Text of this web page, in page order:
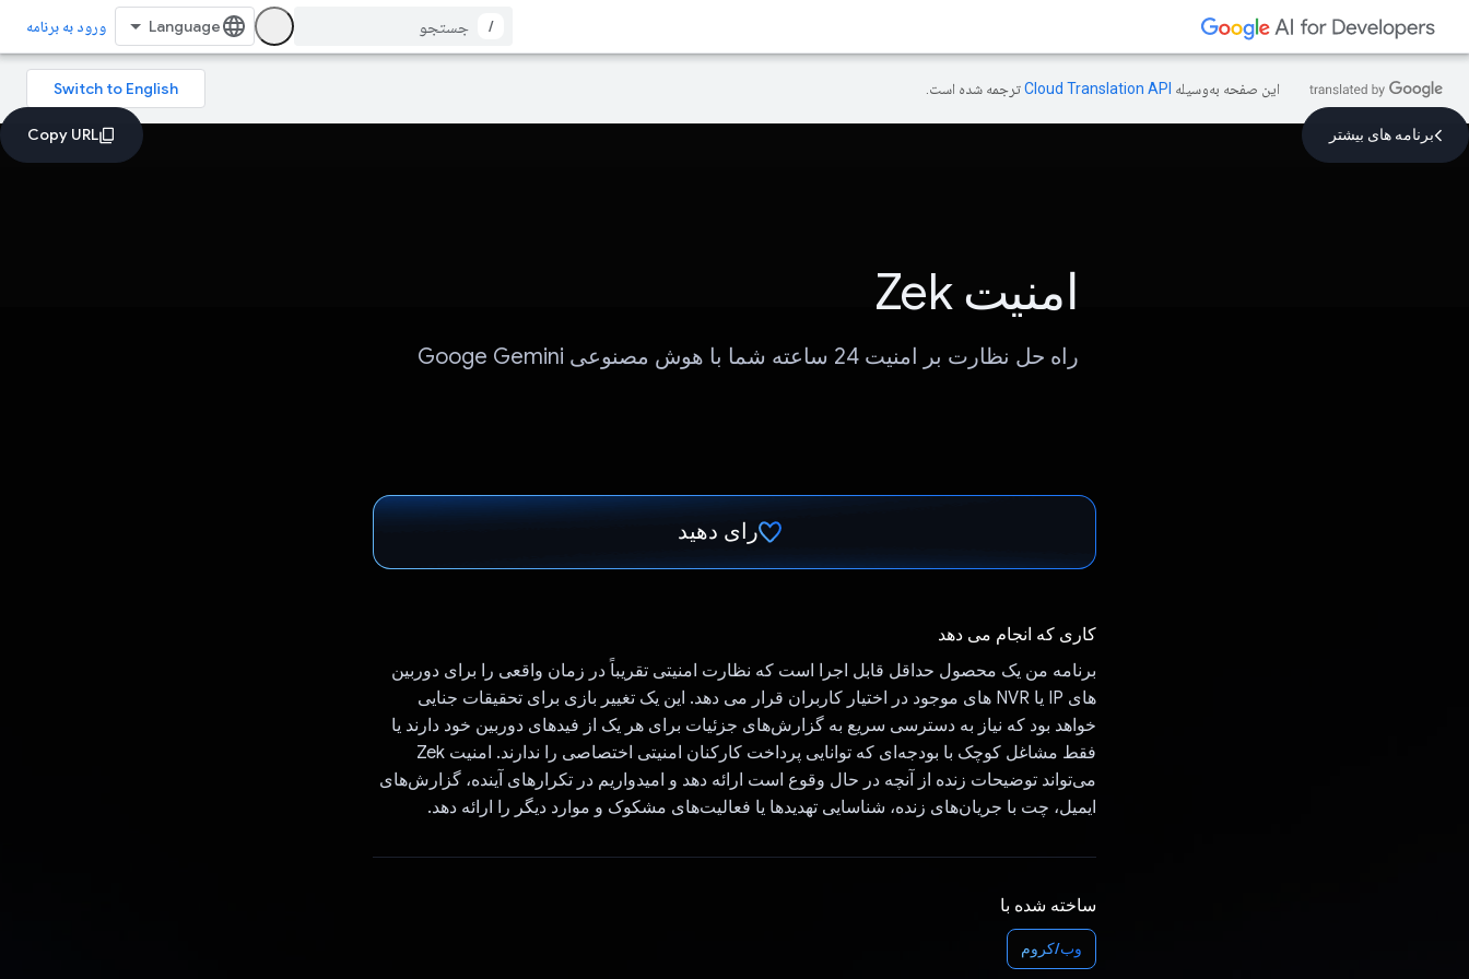
/ ورود به برنامه
این صفحه به‌وسیله ترجمه شده است.
برنامه های بیشتر
امنیت Zek
راه حل نظارت بر امنیت 24 ساعته شما با هوش مصنوعی Googe Gemini
رای دهید
کاری که انجام می دهد
برنامه من یک محصول حداقل قابل اجرا است که نظارت امنیتی تقریباً در زمان واقعی را برای دوربین
های IP یا NVR های موجود در اختیار کاربران قرار می دهد. این یک تغییر بازی برای تحقیقات جنایی
خواهد بود که نیاز به دسترسی سریع به گزارش‌های جزئیات برای هر یک از فیدهای دوربین خود دارند یا
فقط مشاغل کوچک با بودجه‌ای که توانایی پرداخت کارکنان امنیتی اختصاصی را ندارند. امنیت Zek
می‌تواند توضیحات زنده از آنچه در حال وقوع است ارائه دهد و امیدواریم در تکرارهای آینده، گزارش‌های
ایمیل، چت با جریان‌های زنده، شناسایی تهدیدها یا فعالیت‌های مشکوک و موارد دیگر را ارائه دهد.
ساخته شده با
وب/کروم